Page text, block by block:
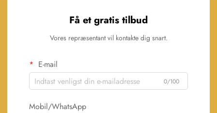
Få et gratis tilbud
Vores repræsentant vil kontakte dig snart.
E-mail
0/100
Mobil/WhatsApp